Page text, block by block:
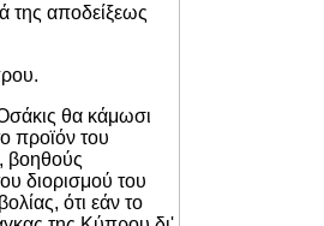
της αποδείξεως
θα κάμωσι
προϊόν του
βοηθούς
διορισμού του
ότι εάν το